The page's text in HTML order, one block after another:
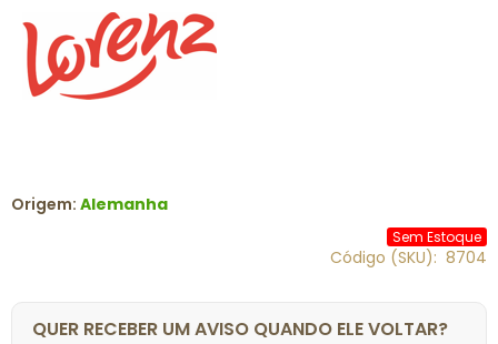
Origem: Alemanha
Sem Estoque
Código (SKU) 8704
QUER RECEBER UM AVISO QUANDO ELE VOLTAR?